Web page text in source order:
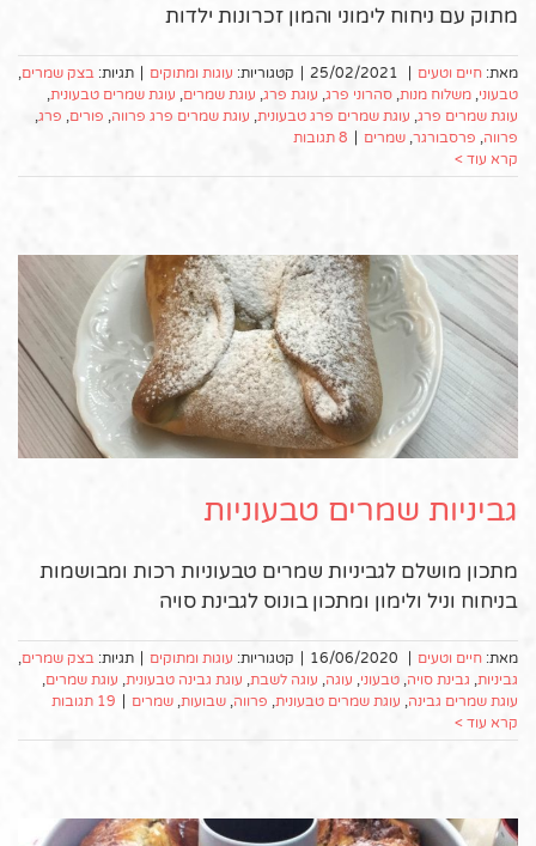
מתוק עם ניחוח לימוני והמון זכרונות ילדות
מאת: חיים וטעים 25/02/2021 קטגוריות: עוגות ומתוקים תגיות: בצק שמרים,
טבעוני, משלוח מנות, סהרוני פרג, עוגת פרג, עוגת שמרים, עוגת שמרים טבעונית,
עוגת שמרים פרג, עוגת שמרים פרג טבעונית, עוגת שמרים פרג פרווה, פורים, פרג,
פרווה, פרסבורגר, שמרים
8 תגובות
קרא עוד >
גביניות שמרים טבעוניות
מתכון מושלם לגביניות שמרים טבעוניות רכות ומבושמות
בניחוח וניל ולימון ומתכון בונוס לגבינת סויה
מאת: חיים וטעים 16/06/2020 קטגוריות: עוגות ומתוקים תגיות: בצק שמרים,
גביניות, גבינת סויה, טבעוני, עוגה, עוגה לשבת, עוגת גבינה טבעונית, עוגת שמרים,
עוגת שמרים גבינה, עוגת שמרים טבעונית, פרווה, שבועות, שמרים
19 תגובות
קרא עוד >